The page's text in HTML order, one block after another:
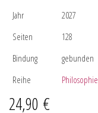
Jahr
2027
Seiten
128
Bindung
gebunden
Reihe
Philosophie
24,90 €